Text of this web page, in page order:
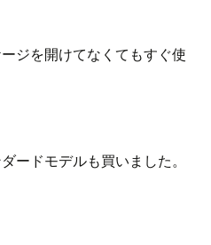
ジを開けてなくてもすぐ使
ードモデルも買いました。